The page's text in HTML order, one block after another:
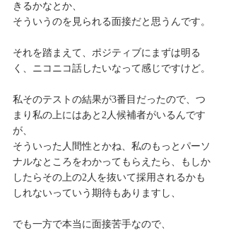
きるかなとか、
そういうのを見られる面接だと思うんです。
それを踏まえて、ポジティブにまずは明る
く、ニコニコ話したいなって感じですけど。
私そのテストの結果が3番目だったので、つ
まり私の上にはあと2人候補者がいるんです
が、
そういった人間性とかね、私のもっとパーソ
ナルなところをわかってもらえたら、もしか
したらその上の2人を抜いて採用されるかも
しれないっていう期待もありますし、
でも一方で本当に面接苦手なので、